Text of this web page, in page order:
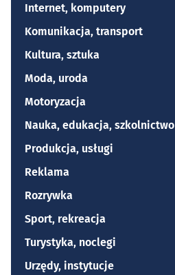
Internet, komputery
Komunikacja, transport
Kultura, sztuka
Moda, uroda
Motoryzacja
Nauka, edukacja, szkolnictwo
Produkcja, usługi
Reklama
Rozrywka
Sport, rekreacja
Turystyka, noclegi
Urzędy, instytucje